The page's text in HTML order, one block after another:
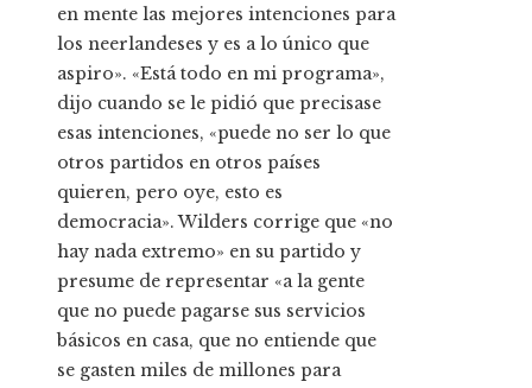
en mente las mejores intenciones para
los neerlandeses y es a lo único que
aspiro». «Está todo en mi programa»,
dijo cuando se le pidió que precisase
esas intenciones, «puede no ser lo que
otros partidos en otros países
quieren, pero oye, esto es
democracia». Wilders corrige que «no
hay nada extremo» en su partido y
presume de representar «a la gente
que no puede pagarse sus servicios
básicos en casa, que no entiende que
se gasten miles de millones para